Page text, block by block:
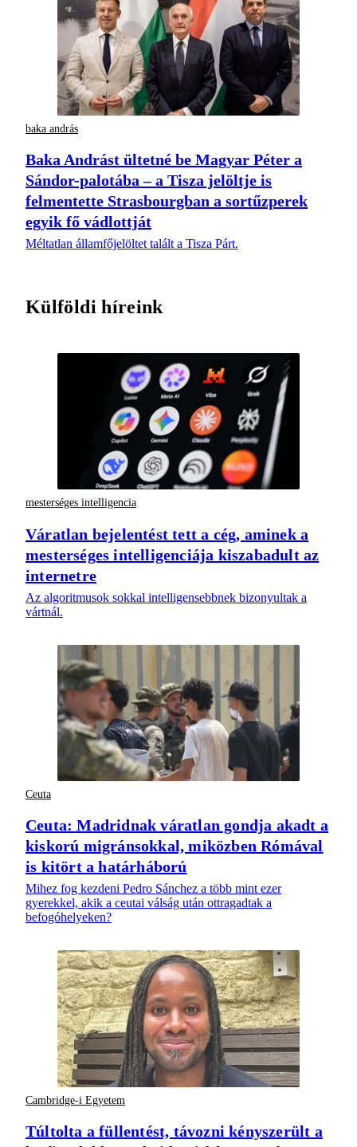
baka andrás
Baka Andrást ültetné be Magyar Péter a
Sándor-palotába – a Tisza jelöltje is
felmentette Strasbourgban a sortűzperek
egyik fő vádlottját
Méltatlan államfőjelöltet talált a Tisza Párt.
Külföldi híreink
mesterséges intelligencia
Váratlan bejelentést tett a cég, aminek a
mesterséges intelligenciája kiszabadult az
internetre
Az algoritmusok sokkal intelligensebbnek bizonyultak a
vártnál.
Ceuta
Ceuta: Madridnak váratlan gondja akadt a
kiskorú migránsokkal, miközben Rómával
is kitört a határháború
Mihez fog kezdeni Pedro Sánchez a több mint ezer
gyerekkel, akik a ceutai válság után ottragadtak a
befogóhelyeken?
Cambridge-i Egyetem
Túltolta a füllentést, távozni kényszerült a